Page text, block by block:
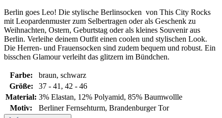
Berlin goes Leo! Die stylische Berlinsocken von This City Rocks
mit Leopardenmuster zum Selbertragen oder als Geschenk zu
Weihnachten, Ostern, Geburtstag oder als kleines Souvenir aus
Berlin. Verleihe deinem Outfit einen coolen und stylischen Look.
Die Herren- und Frauensocken sind zudem bequem und robust. Ein
bisschen Glamour verleiht das glitzern im Bündchen.
Farbe: braun, schwarz
Größe:
37 - 41 , 42 - 46
Material: 3% Elastan, 12% Polyamid, 85% Baumwollle
Motiv:
Berliner Fernsehturm, Brandenburger Tor